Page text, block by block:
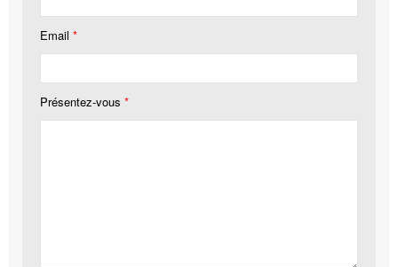
Email *
Présentez-vous *